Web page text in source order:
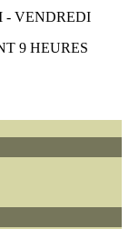
- VENDREDI
9 HEURES